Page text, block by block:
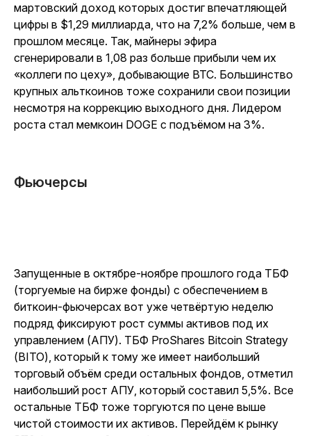
мартовский доход которых достиг впечатляющей
цифры в $1,29 миллиарда, что на 7,2% больше, чем в
прошлом месяце. Так, майнеры эфира
сгенерировали в 1,08 раз больше прибыли чем их
«коллеги по цеху», добывающие BTC. Большинство
крупных альткоинов тоже сохранили свои позиции
несмотря на коррекцию выходного дня. Лидером
роста стал мемкоин DOGE с подъёмом на 3%.
Фьючерсы
Запущенные в октябре-ноябре прошлого года ТБФ
(торгуемые на бирже фонды) с обеспечением в
биткоин-фьючерсах вот уже четвёртую неделю
подряд фиксируют рост суммы активов под их
управлением (АПУ). ТБФ ProShares Bitcoin Strategy
(BITO), который к тому же имеет наибольший
торговый объём среди остальных фондов, отметил
наибольший рост АПУ, который составил 5,5%. Все
остальные ТБФ тоже торгуются по цене выше
чистой стоимости их активов. Перейдём к рынку